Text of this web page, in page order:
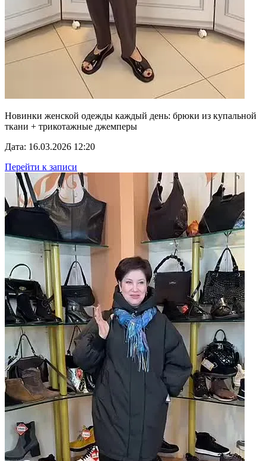
Новинки женской одежды каждый день: брюки из купальной
ткани + трикотажные джемперы
Дата: 16.03.2026 12:20
Перейти к записи